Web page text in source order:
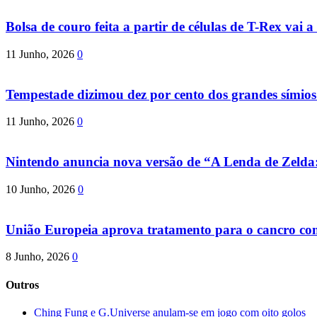
Bolsa de couro feita a partir de células de T-Rex vai a
11 Junho, 2026 0
Tempestade dizimou dez por cento dos grandes
11 Junho, 2026 0
Nintendo anuncia nova versão de “A Lenda de
10 Junho, 2026 0
União Europeia aprova tratamento para o cancro
8 Junho, 2026 0
Outros
Ching Fung e G.Universe anulam-se em jogo com oito golos